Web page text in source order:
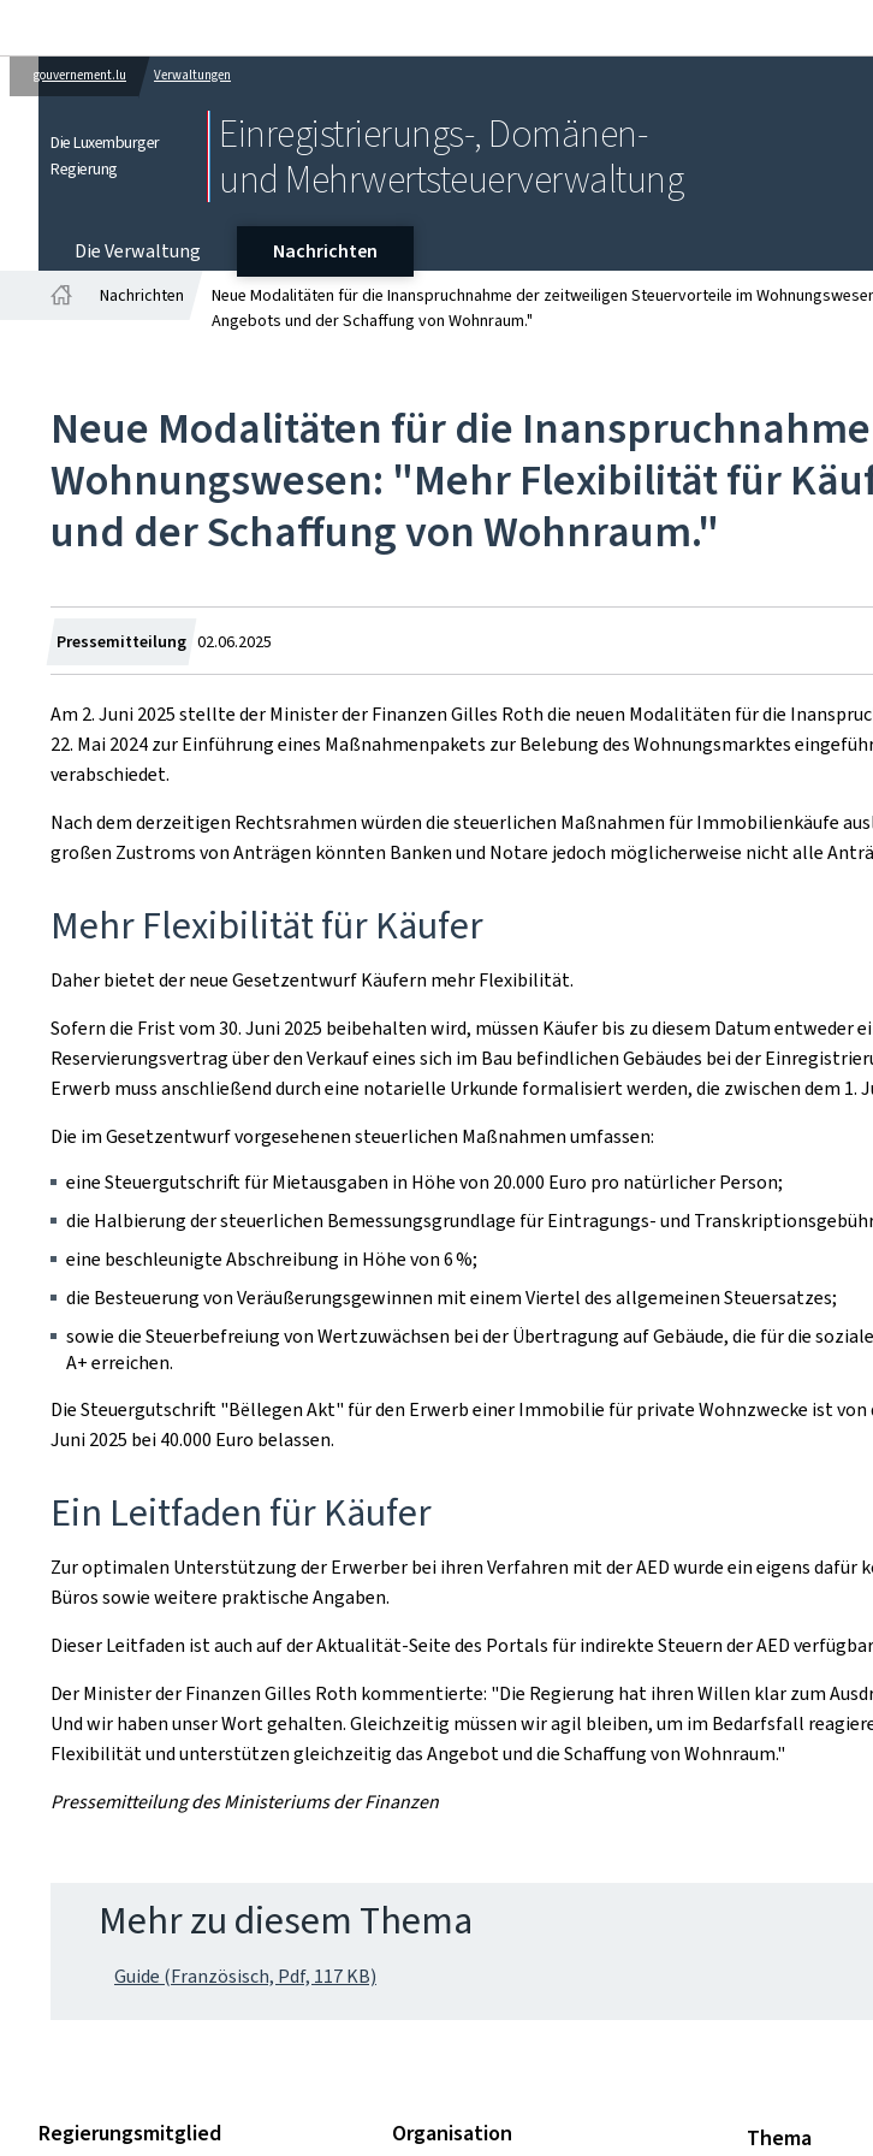
gouvernement.lu Verwaltungen
Die Luxemburger
Regierung
Einregistrierungs-, Domänen-
und Mehrwertsteuerverwaltung
Die Verwaltung
Nachrichten
Nachrichten
Neue Modalitäten für die Inanspruchnahme der zeitweiligen Steuervorteile im
Angebots und der Schaffung von Wohnraum."
Neue Modalitäten für die
Wohnungswesen: "Mehr Flexibilität für
und der Schaffung von Wohnraum."
Pressemitteilung Zum
02.06.2025
Am 2. Juni 2025 stellte der Minister der Finanzen Gilles Roth die neuen Modalitäten für die
22. Mai 2024 zur Einführung eines Maßnahmenpakets zur Belebung des Wohnungsmarktes
verabschiedet.
Nach dem derzeitigen Rechtsrahmen würden die steuerlichen Maßnahmen für Immobilienkäufe
großen Zustroms von Anträgen könnten Banken und Notare jedoch möglicherweise nicht alle
Mehr Flexibilität für Käufer
Daher bietet der neue Gesetzentwurf Käufern mehr Flexibilität.
Sofern die Frist vom 30. Juni 2025 beibehalten wird, müssen Käufer bis zu diesem Datum
Reservierungsvertrag über den Verkauf eines sich im Bau befindlichen Gebäudes bei der
Erwerb muss anschließend durch eine notarielle Urkunde formalisiert werden, die zwischen dem 1.
Die im Gesetzentwurf vorgesehenen steuerlichen Maßnahmen umfassen:
eine Steuergutschrift für Mietausgaben in Höhe von 20.000 Euro pro natürlicher Person;
die Halbierung der steuerlichen Bemessungsgrundlage für Eintragungs- und
eine beschleunigte Abschreibung in Höhe von 6 %;
die Besteuerung von Veräußerungsgewinnen mit einem Viertel des allgemeinen Steuersatzes;
sowie die Steuerbefreiung von Wertzuwächsen bei der Übertragung auf Gebäude, die für die
A+ erreichen.
Die Steuergutschrift "Bëllegen Akt" für den Erwerb einer Immobilie für private Wohnzwecke ist
Juni 2025 bei 40.000 Euro belassen.
Ein Leitfaden für Käufer
Zur optimalen Unterstützung der Erwerber bei ihren Verfahren mit der AED wurde ein eigens
Büros sowie weitere praktische Angaben.
Dieser Leitfaden ist auch auf der Aktualität-Seite des Portals für indirekte Steuern der AED
Der Minister der Finanzen Gilles Roth kommentierte: "Die Regierung hat ihren Willen klar zum
Und wir haben unser Wort gehalten. Gleichzeitig müssen wir agil bleiben, um im Bedarfsfall
Flexibilität und unterstützen gleichzeitig das Angebot und die Schaffung von Wohnraum."
Pressemitteilung des Ministeriums der Finanzen
Mehr zu diesem Thema
Guide (Französisch, Pdf, 117 KB)
Regierungsmitglied Organisation Thema